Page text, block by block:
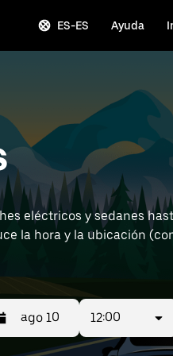
ES-ES Ayuda
eléctricos y sedanes
la hora y la ubicación
12:00